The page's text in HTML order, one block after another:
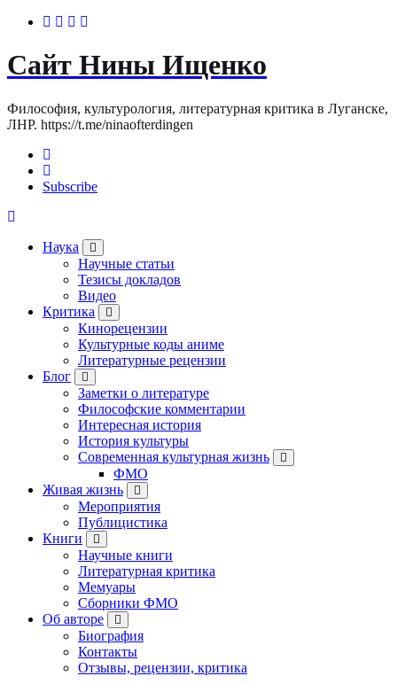
Сайт Нины Ищенко
Философия, культурология, литературная критика в Луганске,
ЛНР. https://t.me/ninaofterdingen
Subscribe
Наука
Научные статьи
Тезисы докладов
Видео
Критика
Кинорецензии
Культурные коды аниме
Литературные рецензии
Блог
Заметки о литературе
Философские комментарии
Интересная история
История культуры
Современная культурная жизнь
ФМО
Живая жизнь
Мероприятия
Публицистика
Книги
Научные книги
Литературная критика
Мемуары
Сборники ФМО
Об авторе
Биография
Контакты
Отзывы, рецензии, критика